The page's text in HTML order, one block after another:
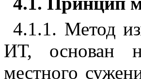
4.1.1. Метод
ИТ, основан
местного